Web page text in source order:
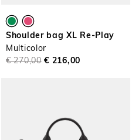
Shoulder bag XL Re-Play
Multicolor
€ 270,00 € 216,00